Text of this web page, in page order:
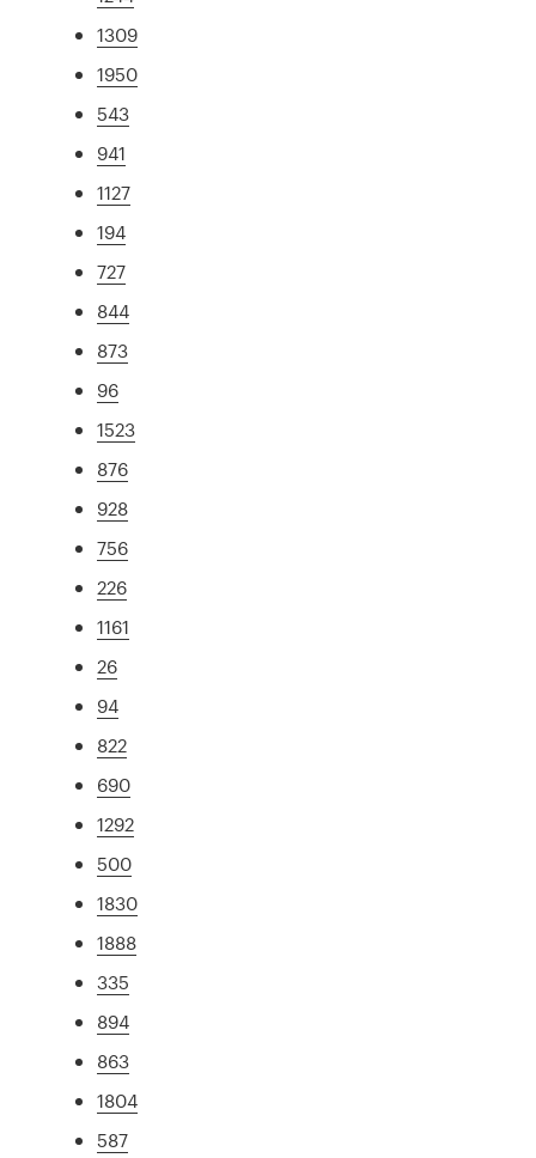
1309
1950
543
941
1127
194
727
844
873
96
1523
876
928
756
226
1161
26
94
822
690
1292
500
1830
1888
335
894
863
1804
587